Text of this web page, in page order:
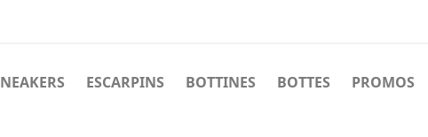
ESCARPINS BOTTINES BOTTES PROMOS